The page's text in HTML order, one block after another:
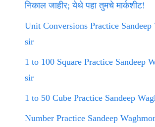
निकाल जाहीर; येथे पहा तुमचे मार्कशीट!
Unit Conversions Practice Sandeep
sir
1 to 100 Square Practice Sandeep
sir
1 to 50 Cube Practice Sandeep
Number Practice Sandeep